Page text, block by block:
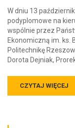
W dniu 13
podyplomowe na
wspólnie przez
Ekonomiczną im. ks.
Politechnikę
Dorota Dejniak,
CZYTAJ WIĘCEJ